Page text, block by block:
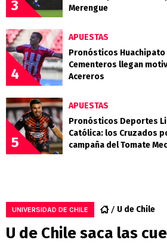
3
Merengue
4
APUESTAS
Pronósticos Huachipato
Cementeros llegan
Acereros
5
APUESTAS
Pronósticos Deportes
Católica: los Cruzados
campaña del Tomate
UNIVERSIDAD DE CHILE U de Chile
U de Chile saca las